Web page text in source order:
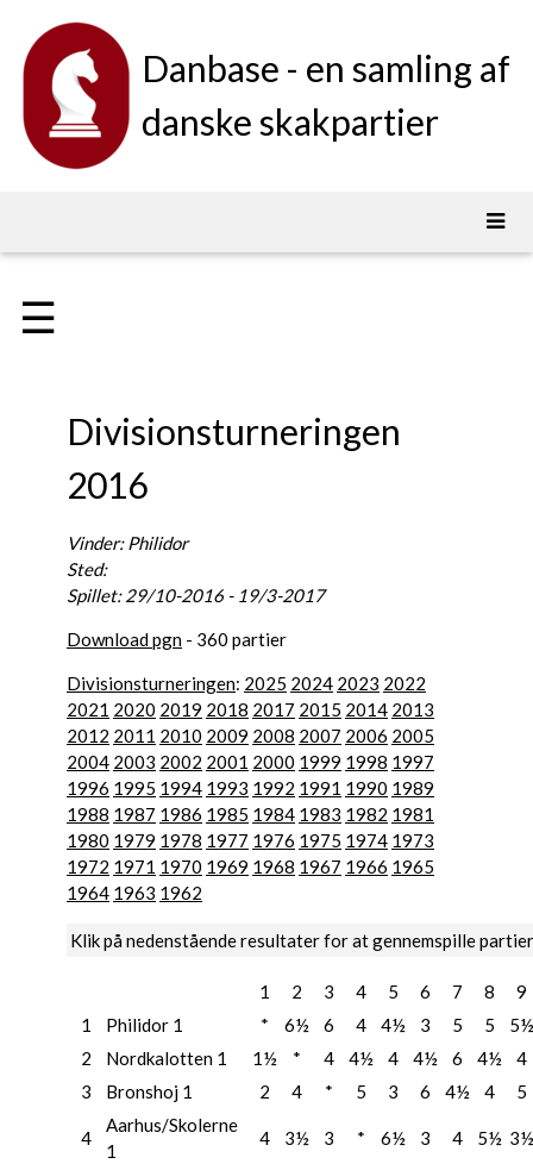
Danbase - en samling af
danske skakpartier
☰
Divisionsturneringen
2016
Vinder: Philidor
Sted:
Spillet: 29/10-2016 - 19/3-2017
Download pgn - 360 partier
Divisionsturneringen: 2025 2024 2023 2022
2021 2020 2019 2018 2017 2015 2014 2013
2012 2011 2010 2009 2008 2007 2006 2005
2004 2003 2002 2001 2000 1999 1998 1997
1996 1995 1994 1993 1992 1991 1990 1989
1988 1987 1986 1985 1984 1983 1982 1981
1980 1979 1978 1977 1976 1975 1974 1973
1972 1971 1970 1969 1968 1967 1966 1965
1964 1963 1962
Klik på nedenstående resultater for at gennemspille partier
1 2 3 4 5 6 7 8
9
1
Philidor 1 * 6½ 6 4 4½ 3 5 5
5½
2
Nordkalotten 1 1½ * 4 4½ 4 4½ 6 4½
4
3
Bronshoj 1 2 4 * 5 3 6 4½ 4 5
4
Aarhus/Skolerne
1
4 3½ 3 * 6½ 3 4 5½ 3½